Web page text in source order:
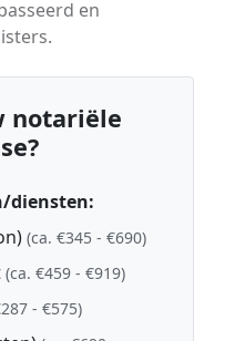
en
notariële
diensten:
(ca. €345 - €690)
(ca. €459 - €919)
- €575)